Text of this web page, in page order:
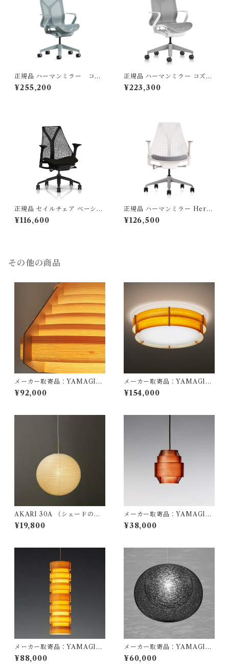
正規品 ハーマンミラー コズ
ムチェア ミドルバック グレイ
シャー / Hermanmiller ( 型
¥255,200
正規品 ハーマンミラー コズム
チェア ローバック / ホワイト
＆ミネラル / Hermanmiller
¥223,300
正規品 セイルチェア ベーシッ
ク ノアール/ブラック AS-1 /
Hermanmiller / 型番： AS1Y
¥116,600
正規品 ハーマンミラー Herm
anmiller セイルチェア ベーシ
ック / スタジオホワイト ・ フ
¥126,500
その他の商品
メーカー取寄品：YAMAGIW
A（ヤマギワ）/ 323F-217 / J
akobsson Lamp（ヤコブソン
¥92,000
メーカー取寄品：YAMAGIW
A（ヤマギワ）/ 323L1016-3
20X-232 / Jakobsson Lamp
¥154,000
AKARI 30A （シェードの
み） / イサム ノグチ（Isamu
¥19,800
メーカー取寄品：YAMAGIW
A（ヤマギワ）/ 323F-216H /
Jakobsson Lamp（ヤコブソ
¥38,000
メーカー取寄品：YAMAGIW
A（ヤマギワ）/ 323F-227 / J
akobsson Lamp（ヤコブソン
¥88,000
メーカー取寄品：YAMAGIW
A（ヤマギワ）/ 321P2912B /
MAYUHANA（マユハナ）二
¥60,000